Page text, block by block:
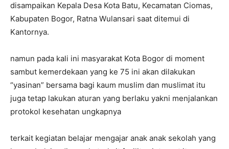
disampaikan Kepala Desa Kota Batu, Kecamatan Ciomas,
Kabupaten Bogor, Ratna Wulansari saat ditemui di
Kantornya.
namun pada kali ini masyarakat Kota Bogor di moment
sambut kemerdekaan yang ke 75 ini akan dilakukan
“yasinan” bersama bagi kaum muslim dan muslimat itu
juga tetap lakukan aturan yang berlaku yakni menjalankan
protokol kesehatan ungkapnya
terkait kegiatan belajar mengajar anak anak sekolah yang